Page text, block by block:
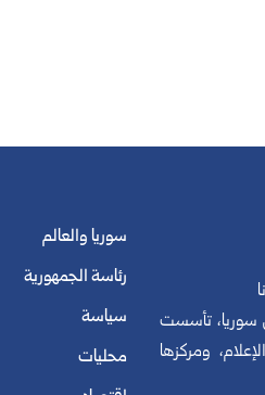
سوريا، تأسست
وزارة الإعلام، ومركزها
سوريا والعالم
رئاسة الجمهورية
سياسة
محليات